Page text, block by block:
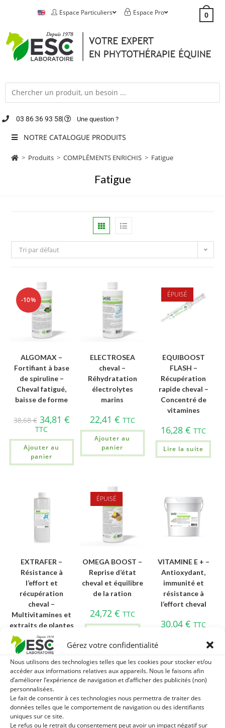
Gérez votre confidentialité
Nous utilisons des technologies telles que les cookies pour stocker et/ou
accéder aux informations relatives aux appareils. Nous le faisons afin
d’améliorer l’expérience de navigation et d’afficher des publicités (non)
personnalisées.
Le fait de consentir à ces technologies nous permettra de traiter des
données telles que le comportement de navigation ou des identifiants
uniques sur ce site.
Le refus ou le retrait du consentement peut avoir un impact négatif sur
Espace Particuliers Espace Pro 0
03 86 36 93 58 Une question ?
NOTRE CATALOGUE PRODUITS
> Produits > COMPLÉMENTS ENRICHIS > Fatigue
Fatigue
Tri par défaut
-10%
ALGOMAX –
Fortifiant à base
de spiruline –
Cheval fatigué,
baisse de forme
38,68€ 34,81 €
TTC
Ajouter au
panier
ELECTROSEA
cheval –
Réhydratation
électrolytes
marins
22,41 € TTC
Ajouter au
panier
ÉPUISÉ
EQUIBOOST
FLASH –
Récupération
rapide cheval –
Concentré de
vitamines
16,28€ TTC
Lire la suite
EXTRAFER –
Résistance à
l’effort et
récupération
cheval –
Multivitamines et
extraits de plantes
21,10€ TTC
Ajouter au
panier
ÉPUISÉ
OMEGA BOOST –
Reprise d’état
cheval et équilibre
de la ration
24,72 € TTC
VITAMINE E + –
Antioxydant,
immunité et
résistance à
l’effort cheval
30,04€ TTC